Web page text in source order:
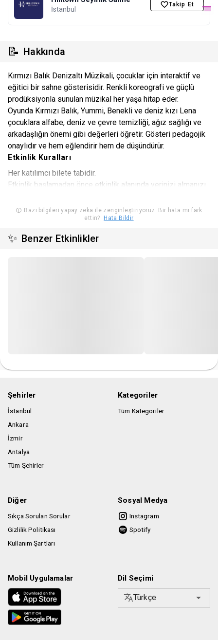
İstanbul
Takip Et
📝 Hakkında
Kırmızı Balık Denizaltı Müzikali, çocuklar için interaktif ve
eğitici bir sahne gösterisidir. Renkli koreografi ve güçlü
prodüksiyonla sunulan müzikal her yaşa hitap eder.
Oyunda Kırmızı Balık, Yummi, Benekli ve deniz kızı Lena
çocuklara alfabe, deniz ve çevre temizliği, ağız sağlığı ve
arkadaşlığın önemi gibi değerleri öğretir. Gösteri pedagojik
onaylıdır ve hem eğlendirir hem de düşündürür.
Etkinlik Kuralları
Her katılımcı bilete tabidir.
Etkinlik başlamadan önce etkinlik alanında yerinizi almanızı
Bazı bilgileri yapay zeka ile zenginleştiriyoruz. Bir hata mı fark
ettin?
Hata Bildir
✨ Benzer Etkinlikler
Şehirler
İstanbul
Ankara
İzmir
Antalya
Tüm Şehirler
Kategoriler
Tüm Kategoriler
Diğer
Sıkça Sorulan Sorular
Gizlilik Politikası
Kullanım Şartları
Sosyal Medya
Instagram
Spotify
Mobil Uygulamalar Dil Seçimi
Türkçe